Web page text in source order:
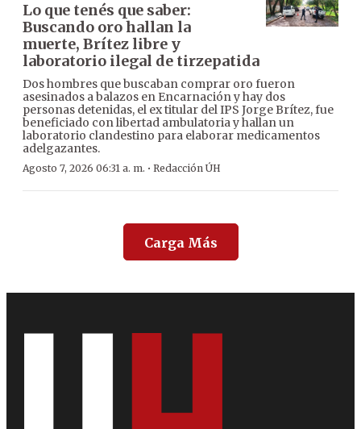
Lo que tenés que saber:
Buscando oro hallan la
muerte, Brítez libre y
laboratorio ilegal de tirzepatida
Dos hombres que buscaban comprar oro fueron
asesinados a balazos en Encarnación y hay dos
personas detenidas, el ex titular del IPS Jorge Brítez, fue
beneficiado con libertad ambulatoria y hallan un
laboratorio clandestino para elaborar medicamentos
adelgazantes.
Agosto 7, 2026 06:31 a. m. · Redacción ÚH
Carga Más